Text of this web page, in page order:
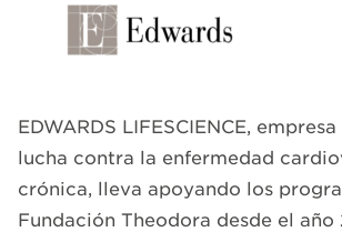
EDWARDS LIFESCIENCE,
lucha contra la enfermedad
crónica, lleva apoyando los
Fundación Theodora desde el año